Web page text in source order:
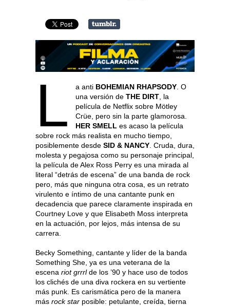
L a anti BOHEMIAN RHAPSODY. O
una versión deTHE DIRT, la
película de Netflix sobre Mötley
Crüe, pero sin la parte glamorosa.
HER SMELL es acaso la película
sobre rock más realista en mucho tiempo,
posiblemente desde SID & NANCY . Cruda, dura,
molesta y pegajosa como su personaje principal,
la película de Alex Ross Perry es una mirada al
literal “detrás de escena” de una banda de rock
pero, más que ninguna otra cosa, es un retrato
virulento e íntimo de una cantante punk en
decadencia que parece claramente inspirada en
Courtney Love y que Elisabeth Moss interpreta
en la actuación, por lejos, más intensa de su
carrera.
Becky Something, cantante y líder de la banda
Something She, ya es una veterana de la
escena riot grrrlde los ’90 y hace uso de todos
los clichés de una diva rockera en su vertiente
más punk. Es carismática pero de la manera
más rock star posible: petulante, creída, tierna